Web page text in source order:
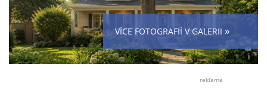
VÍCE FOTOGRAFIÍ V GALERII »
i
Foto:
reklama